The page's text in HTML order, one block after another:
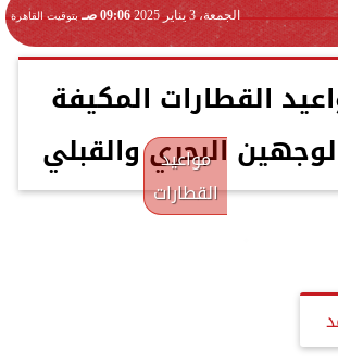
الجمعة، 3 يناير 2025 09:06 صـ بتوقيت القاهرة
القطارات المكيفة
البحري والقبلي
مواعيد
القطارات